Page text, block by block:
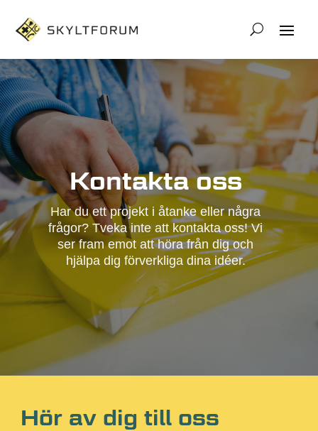
Kontakta oss
Har du ett projekt i åtanke eller några
frågor? Tveka inte att kontakta oss! Vi
ser fram emot att höra från dig och
hjälpa dig förverkliga dina idéer.
Hör av dig till oss